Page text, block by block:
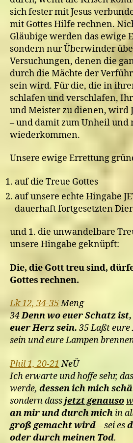
sich fester mit Jesus
mit Gottes Hilfe rechnen.
Gläubige werden das ewige
sondern nur Überwinder
Versuchungen, denen die
durch die Mächte der
sein wird. Für die, die in
schlafen und verschlafen,
und Meister zu dienen, wird
– und damit zum Unheil und
wiederkommen.
Unsere ewige Errettung
auf die Treue Gottes
auf unsere echte Hingabe
dauerhaft fortgesetzten
und 1. die unwandelbare
unsere Hingabe geknüpft:
Die, die Gott treu sind,
Gottes rechnen.
Lk 12, 34-35Meng
34Denn wo euer Schatz
euer Herz sein. 35 Laßt
sein und eure Lampen
Phil 1, 20-21 NeÜ
Ich erwarte und hoffe sehr,
werde, dessen ich mich
sondern dassjetzt genauso
an mir und durch mich in
groß gemacht wird– sei es
oder durch meinen Tod.